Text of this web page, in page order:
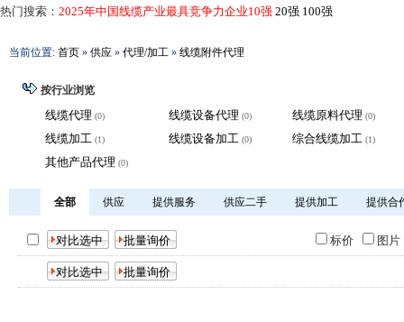
热门搜索： 2025年中国线缆产业最具竞争力企业10强 20强 100强
当前位置: 首页 » 供应 » 代理/加工 » 线缆附件代理
按行业浏览
线缆代理 (0) 线缆设备代理 (0) 线缆原料代理 (0)
线缆加工 (1) 线缆设备加工 (0) 综合线缆加工 (1)
其他产品代理 (0)
全部 供应 提供服务 供应二手 提供加工 提供合
标价 图